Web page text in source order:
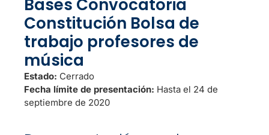
Bases Convocatoria
Constitución Bolsa de
trabajo profesores de
música
Estado: Cerrado
Fecha límite de presentación: Hasta el 24 de
septiembre de 2020